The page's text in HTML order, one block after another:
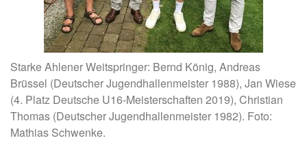
Starke Ahlener Weitspringer: Bernd König, Andreas
Brüssel (Deutscher Jugendhallenmeister 1988), Jan Wiese
(4. Platz Deutsche U16-Meisterschaften 2019), Christian
Thomas (Deutscher Jugendhallenmeister 1982). Foto:
Mathias Schwenke.